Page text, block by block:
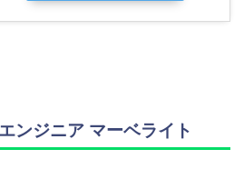
ンジニア マーベライト